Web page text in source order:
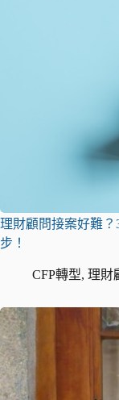
理財顧問接案好難
步！
CFP轉型, 理財